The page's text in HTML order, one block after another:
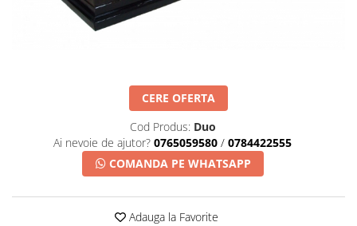
Placa memoriala
CERE OFERTA
Cod Produs: Duo
Ai nevoie de ajutor? 0765059580 / 0784422555
COMANDA PE WHATSAPP
Adauga la Favorite